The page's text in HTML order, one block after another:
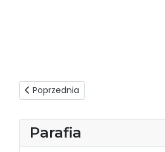
Parafia
Poprzednia strona: Ogłoszenia
Poprzednia